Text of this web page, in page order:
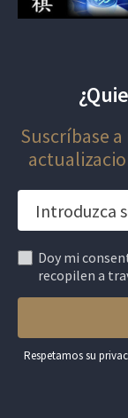
Suscríbase
Doy mi
recopilen a
Respetamos su